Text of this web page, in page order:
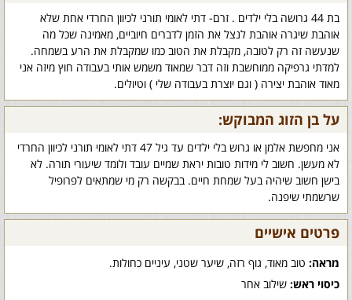
בת 44 גרושה בלי ילדים . זרם- דתי לאומי תורני לכיוון החרדי אחת שלא
אוהבת שיגרה אוהבת לנצל את הזמן לדברים חיוביים, מאמינה שכל מה
שנעשה זה רק לטובה, מקבלת את הטוב כמו שמקבלת את הרע בשמחה.
למדתי גרפיקה ממוחשבת וזה דבר שמאוד משמש אותי בעבודה חוץ מיזה אני
מאוד אוהבת יצירה ( וגם יוצרת בעבודה שלי ) וטיולים.
על בן הזוג המבוקש:
אני מחפשת אלמן או גרוש בלי ילדים עד גיל 47 דתי לאומי תורני לכיוון החרדי
לא מעשן. חשוב לי מידות טובות יראת שמיים עובד ולומד שיעורי תורה. לא
בישן חשוב שיהיה בעל שמחת חיים. בבקשה רק מי שמתאים לפרופיל
שרשמתי שיפנה.
פרטים אישיים
מראה: טוב מאוד, גוף רזה, שיער שטני, עיניים כחולות.
כיסוי ראש: שילוב אחר